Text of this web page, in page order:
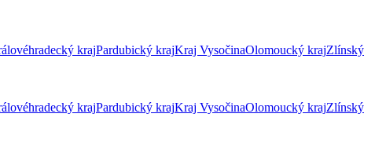
krajPardubický krajKraj VysočinaOlomoucký krajZlínský
krajPardubický krajKraj VysočinaOlomoucký krajZlínský